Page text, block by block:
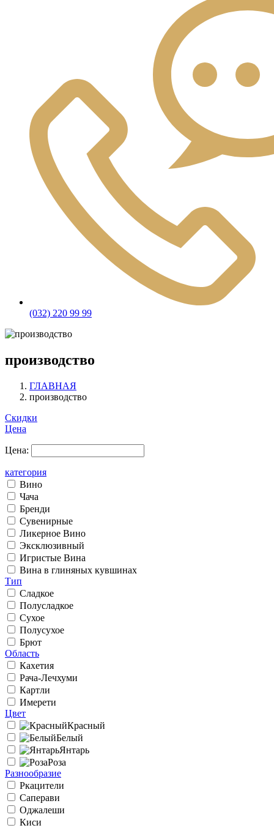
(032) 220 99 99
производство
ГЛАВНАЯ
производство
Скидки
Цена
Цена:
категория
Вино
Чача
Бренди
Сувенирные
Ликерное Вино
Эксклюзивный
Игристые Вина
Вина в глиняных кувшинах
Тип
Сладкое
Полусладкое
Сухое
Полусухое
Брют
Область
Кахетия
Рача-Лечхуми
Картли
Имерети
Цвет
Красный
Белый
Янтарь
Роза
Разнообразие
Ркацители
Саперави
Оджалеши
Киси